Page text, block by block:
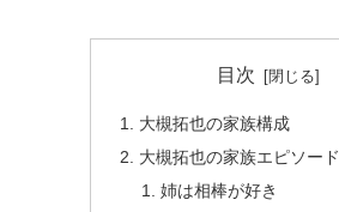
目次
大槻拓也の家族構成
大槻拓也の家族エピソード
姉は相棒が好き